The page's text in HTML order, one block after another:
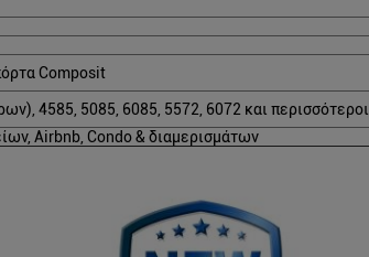
Composit
4585, 5085, 6085, 5572, 6072 και περισσότεροι
Airbnb, Condo & διαμερισμάτων